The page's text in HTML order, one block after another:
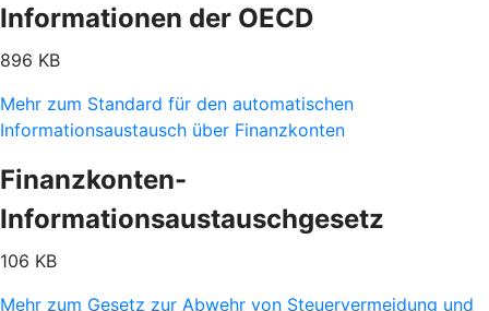
Informationen der OECD
896 KB
Mehr zum Standard für den automatischen
Informationsaustausch über Finanzkonten
Finanzkonten-
Informationsaustauschgesetz
106 KB
Mehr zum Gesetz zur Abwehr von Steuervermeidung und